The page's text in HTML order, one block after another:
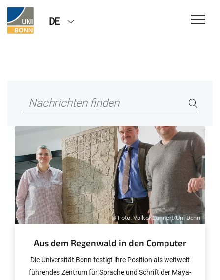
DE
© Foto: Volker Lannert/Uni Bonn
Aus dem Regenwald in den Computer
Die Universität Bonn festigt ihre Position als weltweit
führendes Zentrum für Sprache und Schrift der Maya-